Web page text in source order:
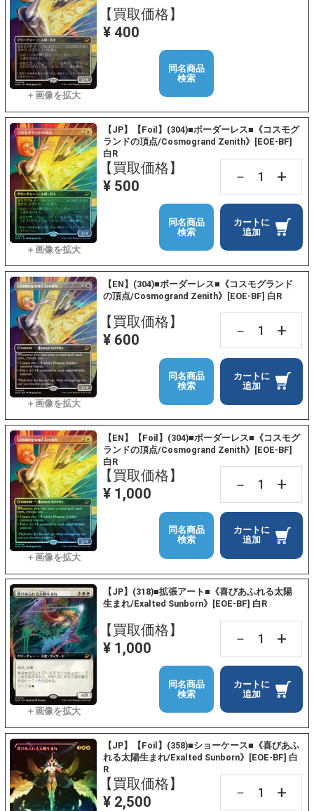
【買取価格】
¥ 400
同名商品
検索
【JP】【Foil】(304)■ボーダーレス■《コスモグ
ランドの頂点/Cosmogrand Zenith》[EOE-BF]
白R
【買取価格】
¥ 500
－ +
カートに
追加
同名商品
検索
【EN】(304)■ボーダーレス■《コスモグランド
の頂点/Cosmogrand Zenith》[EOE-BF] 白R
【買取価格】
¥ 600
－ +
カートに
追加
同名商品
検索
【EN】【Foil】(304)■ボーダーレス■《コスモグ
ランドの頂点/Cosmogrand Zenith》[EOE-BF]
白R
【買取価格】
¥ 1,000
－ +
カートに
追加
同名商品
検索
【JP】(318)■拡張アート■《喜びあふれる太陽
生まれ/Exalted Sunborn》[EOE-BF] 白R
【買取価格】
¥ 1,000
－ +
カートに
追加
同名商品
検索
【JP】【Foil】(358)■ショーケース■《喜びあふ
れる太陽生まれ/Exalted Sunborn》[EOE-BF] 白
R
【買取価格】
¥ 2,500
－ +